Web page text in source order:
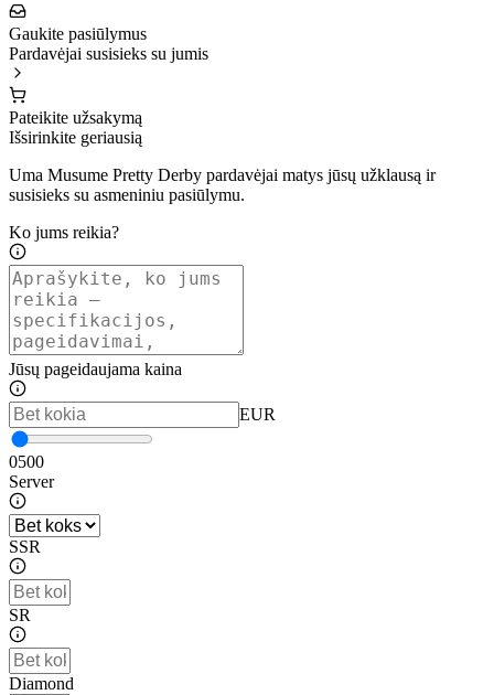
Gaukite pasiūlymus
Pardavėjai susisieks su jumis
Pateikite užsakymą
Išsirinkite geriausią
Uma Musume Pretty Derby pardavėjai matys jūsų užklausą ir
susisieks su asmeniniu pasiūlymu.
Ko jums reikia?
Jūsų pageidaujama kaina
EUR
0500
Server
SSR
SR
Diamond